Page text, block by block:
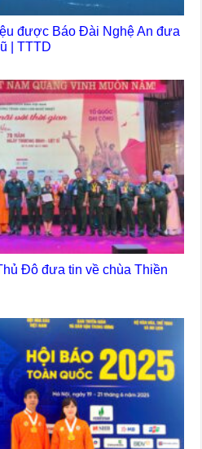
được Báo Đài Nghệ An đưa
| TTTD
Đô đưa tin về chùa Thiền